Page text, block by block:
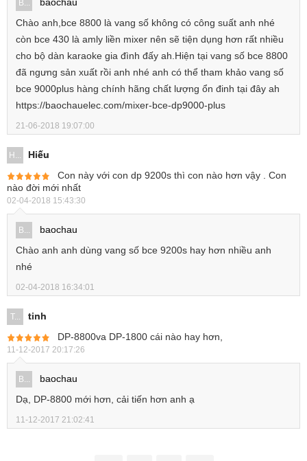
B...
Chào anh,bce 8800 là vang số không có công suất anh nhé
còn bce 430 là amly liền mixer nên sẽ tiện dụng hơn rất nhiều
cho bộ dàn karaoke gia đình đấy ah.Hiện tại vang số bce 8800
đã ngưng sản xuất rồi anh nhé anh có thể tham khảo vang số
bce 9000plus hàng chính hãng chất lượng ổn đinh tại đây ah
https://baochauelec.com/mixer-bce-dp9000-plus
21-06-2018 19:07:00
H...
Hiếu
Con này với con dp 9200s thì con nào hơn vậy . Con
nào đời mới nhất
02-04-2018 15:43:30
B...
baochau
Chào anh anh dùng vang số bce 9200s hay hơn nhiều anh
nhé
02-04-2018 16:34:01
T...
tinh
DP-8800va DP-1800 cái nào hay hơn,
11-12-2017 20:17:26
B...
baochau
Dạ, DP-8800 mới hơn, cải tiến hơn anh ạ
11-12-2017 21:02:41